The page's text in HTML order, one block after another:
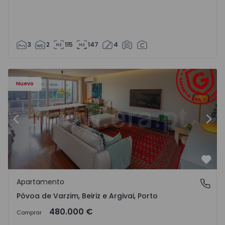
3 2 115 147 4
Nuevo
e Argivai - 1574602 - 20
Apartamento T3 Póvoa de Varzim, Póvoa de Varzim,
Anterior
Póvoa de Varzim, Beiriz e Argivai, Porto
Apartamento
Póvoa de Varzim, Beiriz e Argivai, Porto
Comprar 480.000 €